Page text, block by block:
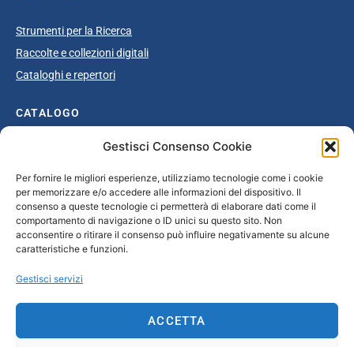
Gestisci Consenso Cookie
Per fornire le migliori esperienze, utilizziamo tecnologie come i cookie
per memorizzare e/o accedere alle informazioni del dispositivo. Il
consenso a queste tecnologie ci permetterà di elaborare dati come il
comportamento di navigazione o ID unici su questo sito. Non
acconsentire o ritirare il consenso può influire negativamente su alcune
caratteristiche e funzioni.
Gestisci servizi
ACCETTA
Strumenti per la Ricerca
Raccolte e collezioni digitali
Cataloghi e repertori
CATALOGO
Catalogo completo
Ottocento
Età giolittiana
Grande Guerra e dopoguerra
Fascismo
Secondo dopoguerra / Età repubblicana